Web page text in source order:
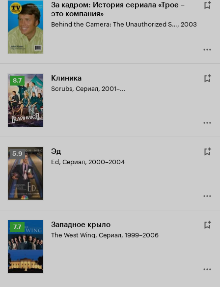
За кадром: История сериала «Трое –
это компания»
Behind the Camera: The Unauthorized Story of 'Three's Company', 2003
Рейтинг
Кинопоиска
8.7
8.7 Клиника
Scrubs, Сериал, 2001–...
Рейтинг
Кинопоиска
5.9
5.9 Эд
Ed, Сериал, 2000–2004
Рейтинг
Кинопоиска
7.7
7.7 Западное крыло
The West Wing, Сериал, 1999–2006